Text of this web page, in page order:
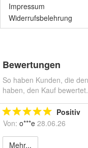
Impressum
Widerrufsbelehrung
Bewertungen
So haben Kunden, die
haben, den Kauf bewertet.
Positiv
Von: o***e 28.06.26
Mehr...